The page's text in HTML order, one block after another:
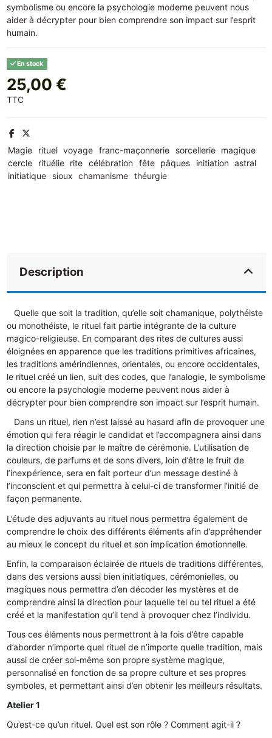
symbolisme ou encore la psychologie moderne peuvent nous
aider à décrypter pour bien comprendre son impact sur l’esprit
humain.
En stock
25,00 €
TTC
Magie rituel voyage franc-maçonnerie sorcellerie
magique
cercle
rituélie rite célébration fête pâques initiation astral
initiatique
sioux chamanisme théurgie
Description
Quelle que soit la tradition, qu’elle soit chamanique, polythéiste
ou monothéiste, le rituel fait partie intégrante de la culture
magico-religieuse. En comparant des rites de cultures aussi
éloignées en apparence que les traditions primitives africaines,
les traditions amérindiennes, orientales, ou encore occidentales,
le rituel créé un lien, suit des codes, que l’analogie, le symbolisme
ou encore la psychologie moderne peuvent nous aider à
décrypter pour bien comprendre son impact sur l’esprit humain.
Dans un rituel, rien n’est laissé au hasard afin de provoquer une
émotion qui fera réagir le candidat et l’accompagnera ainsi dans
la direction choisie par le maître de cérémonie. L’utilisation de
couleurs, de parfums et de sons divers, loin d’être le fruit de
l’inexpérience, sera en fait porteur d’un message destiné à
l’inconscient et qui permettra à celui-ci de transformer l’initié de
façon permanente.
L’étude des adjuvants au rituel nous permettra également de
comprendre le choix des différents éléments afin d’appréhender
au mieux le concept du rituel et son implication émotionnelle.
Enfin, la comparaison éclairée de rituels de traditions différentes,
dans des versions aussi bien initiatiques, cérémonielles, ou
magiques nous permettra d’en décoder les mystères et de
comprendre ainsi la direction pour laquelle tel ou tel rituel a été
créé et la manifestation qu’il tend à provoquer chez l’individu.
Tous ces éléments nous permettront à la fois d’être capable
d’aborder n’importe quel rituel de n’importe quelle tradition, mais
aussi de créer soi-même son propre système magique,
personnalisé en fonction de sa propre culture et ses propres
symboles, et permettant ainsi d’en obtenir les meilleurs résultats.
Atelier 1
Qu’est-ce qu’un rituel. Quel est son rôle ? Comment agit-il ?